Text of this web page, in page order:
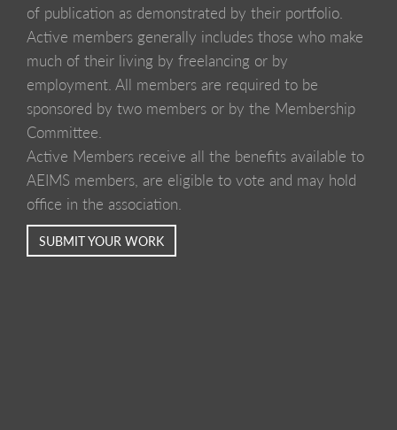
of publication as demonstrated by their portfolio.
Active members generally includes those who make
much of their living by freelancing or by
employment. All members are required to be
sponsored by two members or by the Membership
Committee.
Active Members receive all the benefits available to
AEIMS members, are eligible to vote and may hold
office in the association.
SUBMIT YOUR WORK